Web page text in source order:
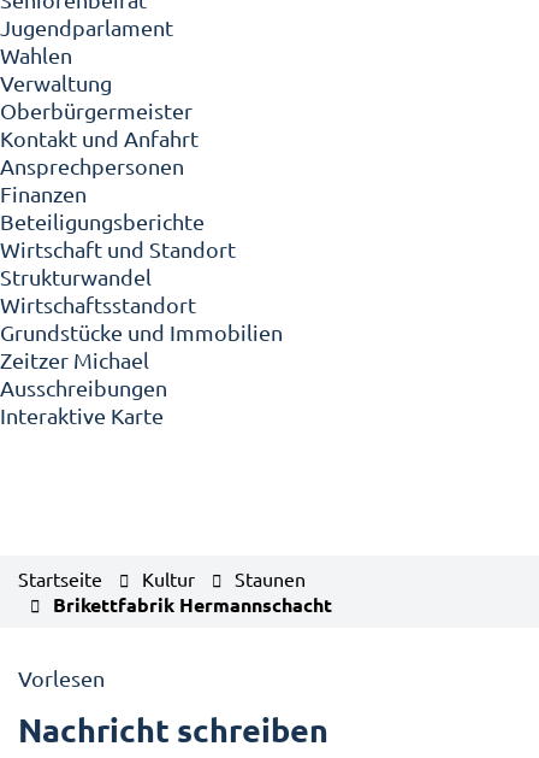
Jugendparlament
Wahlen
Verwaltung
Oberbürgermeister
Kontakt und Anfahrt
Ansprechpersonen
Finanzen
Beteiligungsberichte
Wirtschaft und Standort
Strukturwandel
Wirtschaftsstandort
Grundstücke und Immobilien
Zeitzer Michael
Ausschreibungen
Interaktive Karte
Startseite Kultur Staunen
Brikettfabrik Hermannschacht
Vorlesen
Nachricht schreiben